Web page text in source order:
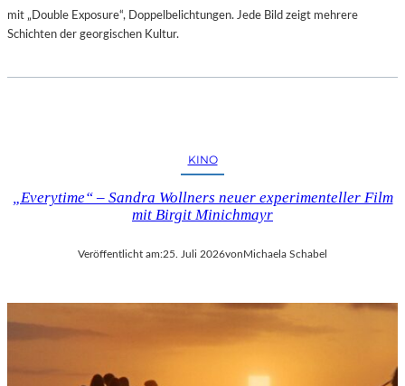
mit „Double Exposure“, Doppelbelichtungen. Jede Bild zeigt mehrere
Schichten der georgischen Kultur.
KINO
„Everytime“ – Sandra Wollners neuer experimenteller Film
mit Birgit Minichmayr
Veröffentlicht am:25. Juli 2026vonMichaela Schabel